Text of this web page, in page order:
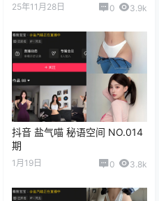
25年11月28日 0 3.9k
抖音 盐气喵 秘语空间 NO.014
期
1月19日 0 3.8k